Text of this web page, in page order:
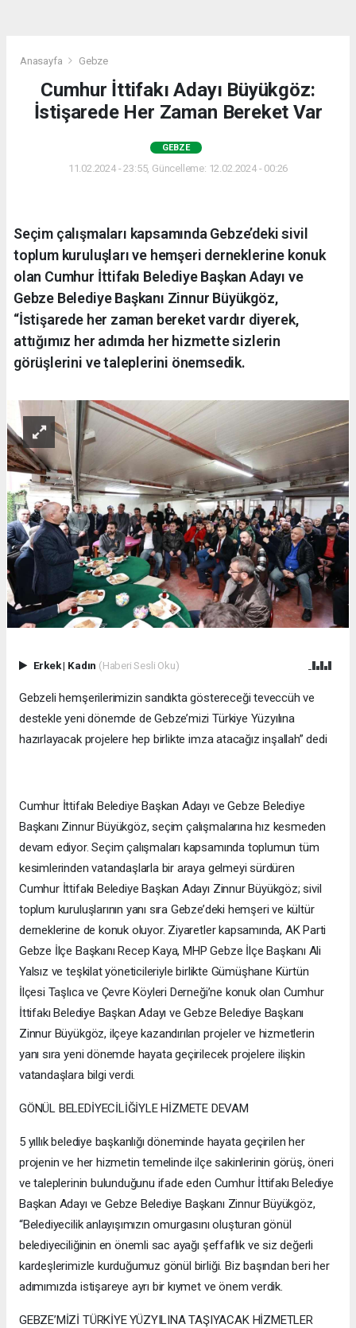
Anasayfa Gebze
Cumhur İttifakı Adayı Büyükgöz:
İstişarede Her Zaman Bereket Var
GEBZE
11.02.2024 - 23:55, Güncelleme: 12.02.2024 - 00:26
Seçim çalışmaları kapsamında Gebze’deki sivil
toplum kuruluşları ve hemşeri derneklerine konuk
olan Cumhur İttifakı Belediye Başkan Adayı ve
Gebze Belediye Başkanı Zinnur Büyükgöz,
“İstişarede her zaman bereket vardır diyerek,
attığımız her adımda her hizmette sizlerin
görüşlerini ve taleplerini önemsedik.
Erkek| Kadın (Haberi Sesli Oku)
Gebzeli hemşerilerimizin sandıkta göstereceği teveccüh ve
destekle yeni dönemde de Gebze’mizi Türkiye Yüzyılına
hazırlayacak projelere hep birlikte imza atacağız inşallah” dedi
Cumhur İttifakı Belediye Başkan Adayı ve Gebze Belediye
Başkanı Zinnur Büyükgöz, seçim çalışmalarına hız kesmeden
devam ediyor. Seçim çalışmaları kapsamında toplumun tüm
kesimlerinden vatandaşlarla bir araya gelmeyi sürdüren
Cumhur İttifakı Belediye Başkan Adayı Zinnur Büyükgöz; sivil
toplum kuruluşlarının yanı sıra Gebze’deki hemşeri ve kültür
derneklerine de konuk oluyor. Ziyaretler kapsamında, AK Parti
Gebze İlçe Başkanı Recep Kaya, MHP Gebze İlçe Başkanı Ali
Yalsız ve teşkilat yöneticileriyle birlikte Gümüşhane Kürtün
İlçesi Taşlıca ve Çevre Köyleri Derneği’ne konuk olan Cumhur
İttifakı Belediye Başkan Adayı ve Gebze Belediye Başkanı
Zinnur Büyükgöz, ilçeye kazandırılan projeler ve hizmetlerin
yanı sıra yeni dönemde hayata geçirilecek projelere ilişkin
vatandaşlara bilgi verdi.
GÖNÜL BELEDİYECİLİĞİYLE HİZMETE DEVAM
5 yıllık belediye başkanlığı döneminde hayata geçirilen her
projenin ve her hizmetin temelinde ilçe sakinlerinin görüş, öneri
ve taleplerinin bulunduğunu ifade eden Cumhur İttifakı Belediye
Başkan Adayı ve Gebze Belediye Başkanı Zinnur Büyükgöz,
“Belediyecilik anlayışımızın omurgasını oluşturan gönül
belediyeciliğinin en önemli sac ayağı şeffaflık ve siz değerli
kardeşlerimizle kurduğumuz gönül birliği. Biz başından beri her
adımımızda istişareye ayrı bir kıymet ve önem verdik.
GEBZE’MİZİ TÜRKİYE YÜZYILINA TAŞIYACAK HİZMETLER